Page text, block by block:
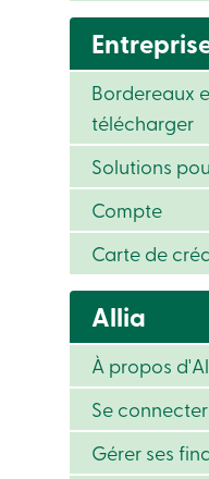
Bordereaux
télécharger
Solutions
Compte
Carte de
Allia
À propos
Se
Gérer ses